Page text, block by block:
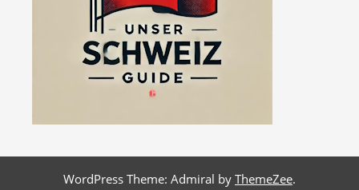
WordPress Theme: Admiral by ThemeZee.